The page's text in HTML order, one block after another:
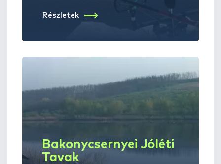
Részletek
Bakonycsernyei Jóléti
Tavak